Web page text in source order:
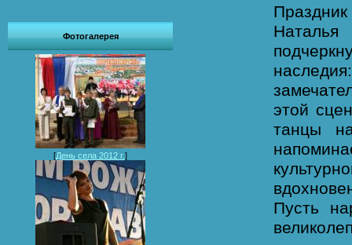
Фотогалерея
[День села 2012 г.]
Наталья
этой
танцы
Пусть